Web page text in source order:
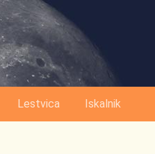
Lestvica Iskalnik